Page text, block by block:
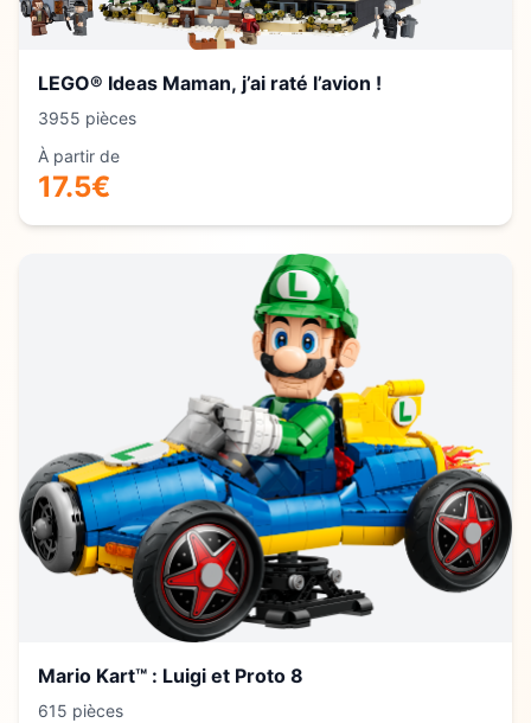
LEGO® Ideas Maman, j’ai raté l’avion !
3955 pièces
À partir de
17.5€
Mario Kart™ : Luigi et Proto 8
615 pièces